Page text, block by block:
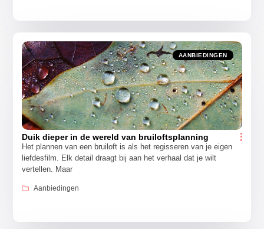
AANBIEDINGEN
Duik dieper in de wereld van bruiloftsplanning
Het plannen van een bruiloft is als het regisseren van je eigen
liefdesfilm. Elk detail draagt bij aan het verhaal dat je wilt
vertellen. Maar
Aanbiedingen